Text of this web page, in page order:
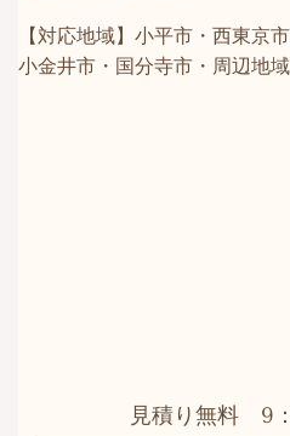
【対応地域】小平市・西東京
小金井市・国分寺市・周辺地域
見積り無料 9